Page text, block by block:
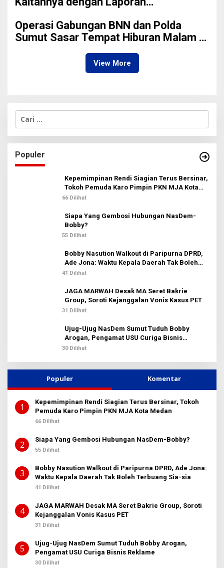
Operasi Gabungan BNN dan Polda
Sumut Sasar Tempat Hiburan Malam di
View More
C
i
u
n
t
Populer
Kepemimpinan Rendi Siagian Terus Bersinar,
Tokoh Pemuda Karo Pimpin PKN MJA Kota
Medan
66 Dilihat
Siapa Yang Gembosi Hubungan NasDem-
Bobby?
55 Dilihat
Bobby Nasution Walkout di Paripurna DPRD,
Ade Jona: Waktu Kepala Daerah Tak Boleh
Terbuang Sia-sia
41 Dilihat
JAGA MARWAH Desak MA Seret Bakrie
Group, Soroti Kejanggalan Vonis Kasus PET
31 Dilihat
Ujug-Ujug NasDem Sumut Tuduh Bobby
Arogan, Pengamat USU Curiga Bisnis
Reklame
30 Dilihat
Populer Komentar
1
Kepemimpinan Rendi Siagian Terus Bersinar, Tokoh
Pemuda Karo Pimpin PKN MJA Kota Medan
66 Dilihat
2 Siapa Yang Gembosi Hubungan NasDem-Bobby?
55 Dilihat
3
Bobby Nasution Walkout di Paripurna DPRD, Ade Jona:
Waktu Kepala Daerah Tak Boleh Terbuang Sia-sia
41 Dilihat
4
JAGA MARWAH Desak MA Seret Bakrie Group, Soroti
Kejanggalan Vonis Kasus PET
31 Dilihat
5
Ujug-Ujug NasDem Sumut Tuduh Bobby Arogan,
Pengamat USU Curiga Bisnis Reklame
30 Dilihat